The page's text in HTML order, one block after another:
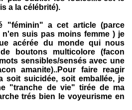
a la célébrité).
"féminin" a cet article (parce
n'en suis pas moins femme ) je
acérée du monde qui nous
boutons multicolore (facon
sensibles/sensés avec une
amanite)..Pour faire reagir
soit suicidée, soit emballée, je
"tranche de vie" tirée de ma
trés bien le voyeurisme en